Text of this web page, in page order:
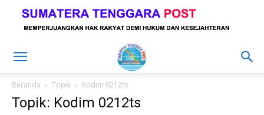
Beranda Topik Kodim 0212ts
Topik: Kodim 0212ts